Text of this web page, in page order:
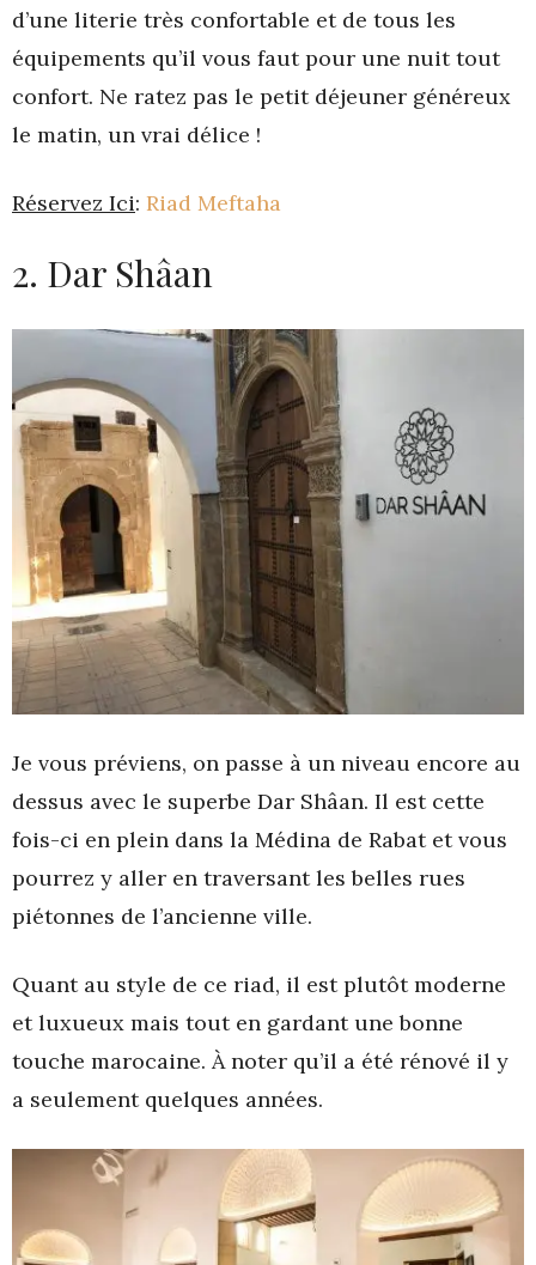
d’une literie très confortable et de tous les
équipements qu’il vous faut pour une nuit tout
confort. Ne ratez pas le petit déjeuner généreux
le matin, un vrai délice !
Réservez Ici: Riad Meftaha
2. Dar Shâan
Je vous préviens, on passe à un niveau encore au
dessus avec le superbe Dar Shâan. Il est cette
fois-ci en plein dans la Médina de Rabat et vous
pourrez y aller en traversant les belles rues
piétonnes de l’ancienne ville.
Quant au style de ce riad, il est plutôt moderne
et luxueux mais tout en gardant une bonne
touche marocaine. À noter qu’il a été rénové il y
a seulement quelques années.